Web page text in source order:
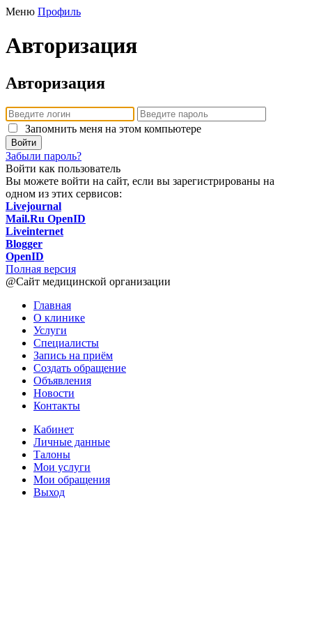
Меню Профиль
Авторизация
Авторизация
Запомнить меня на этом компьютере
Войти
Забыли пароль?
Войти как пользователь
Вы можете войти на сайт, если вы зарегистрированы на
одном из этих сервисов:
Livejournal
Mail.Ru OpenID
Liveinternet
Blogger
OpenID
Полная версия
@Сайт медицинской организации
Главная
О клинике
Услуги
Специалисты
Запись на приём
Создать обращение
Объявления
Новости
Контакты
Кабинет
Личные данные
Талоны
Мои услуги
Мои обращения
Выход